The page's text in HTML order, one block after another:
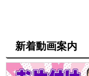
新着動画案内